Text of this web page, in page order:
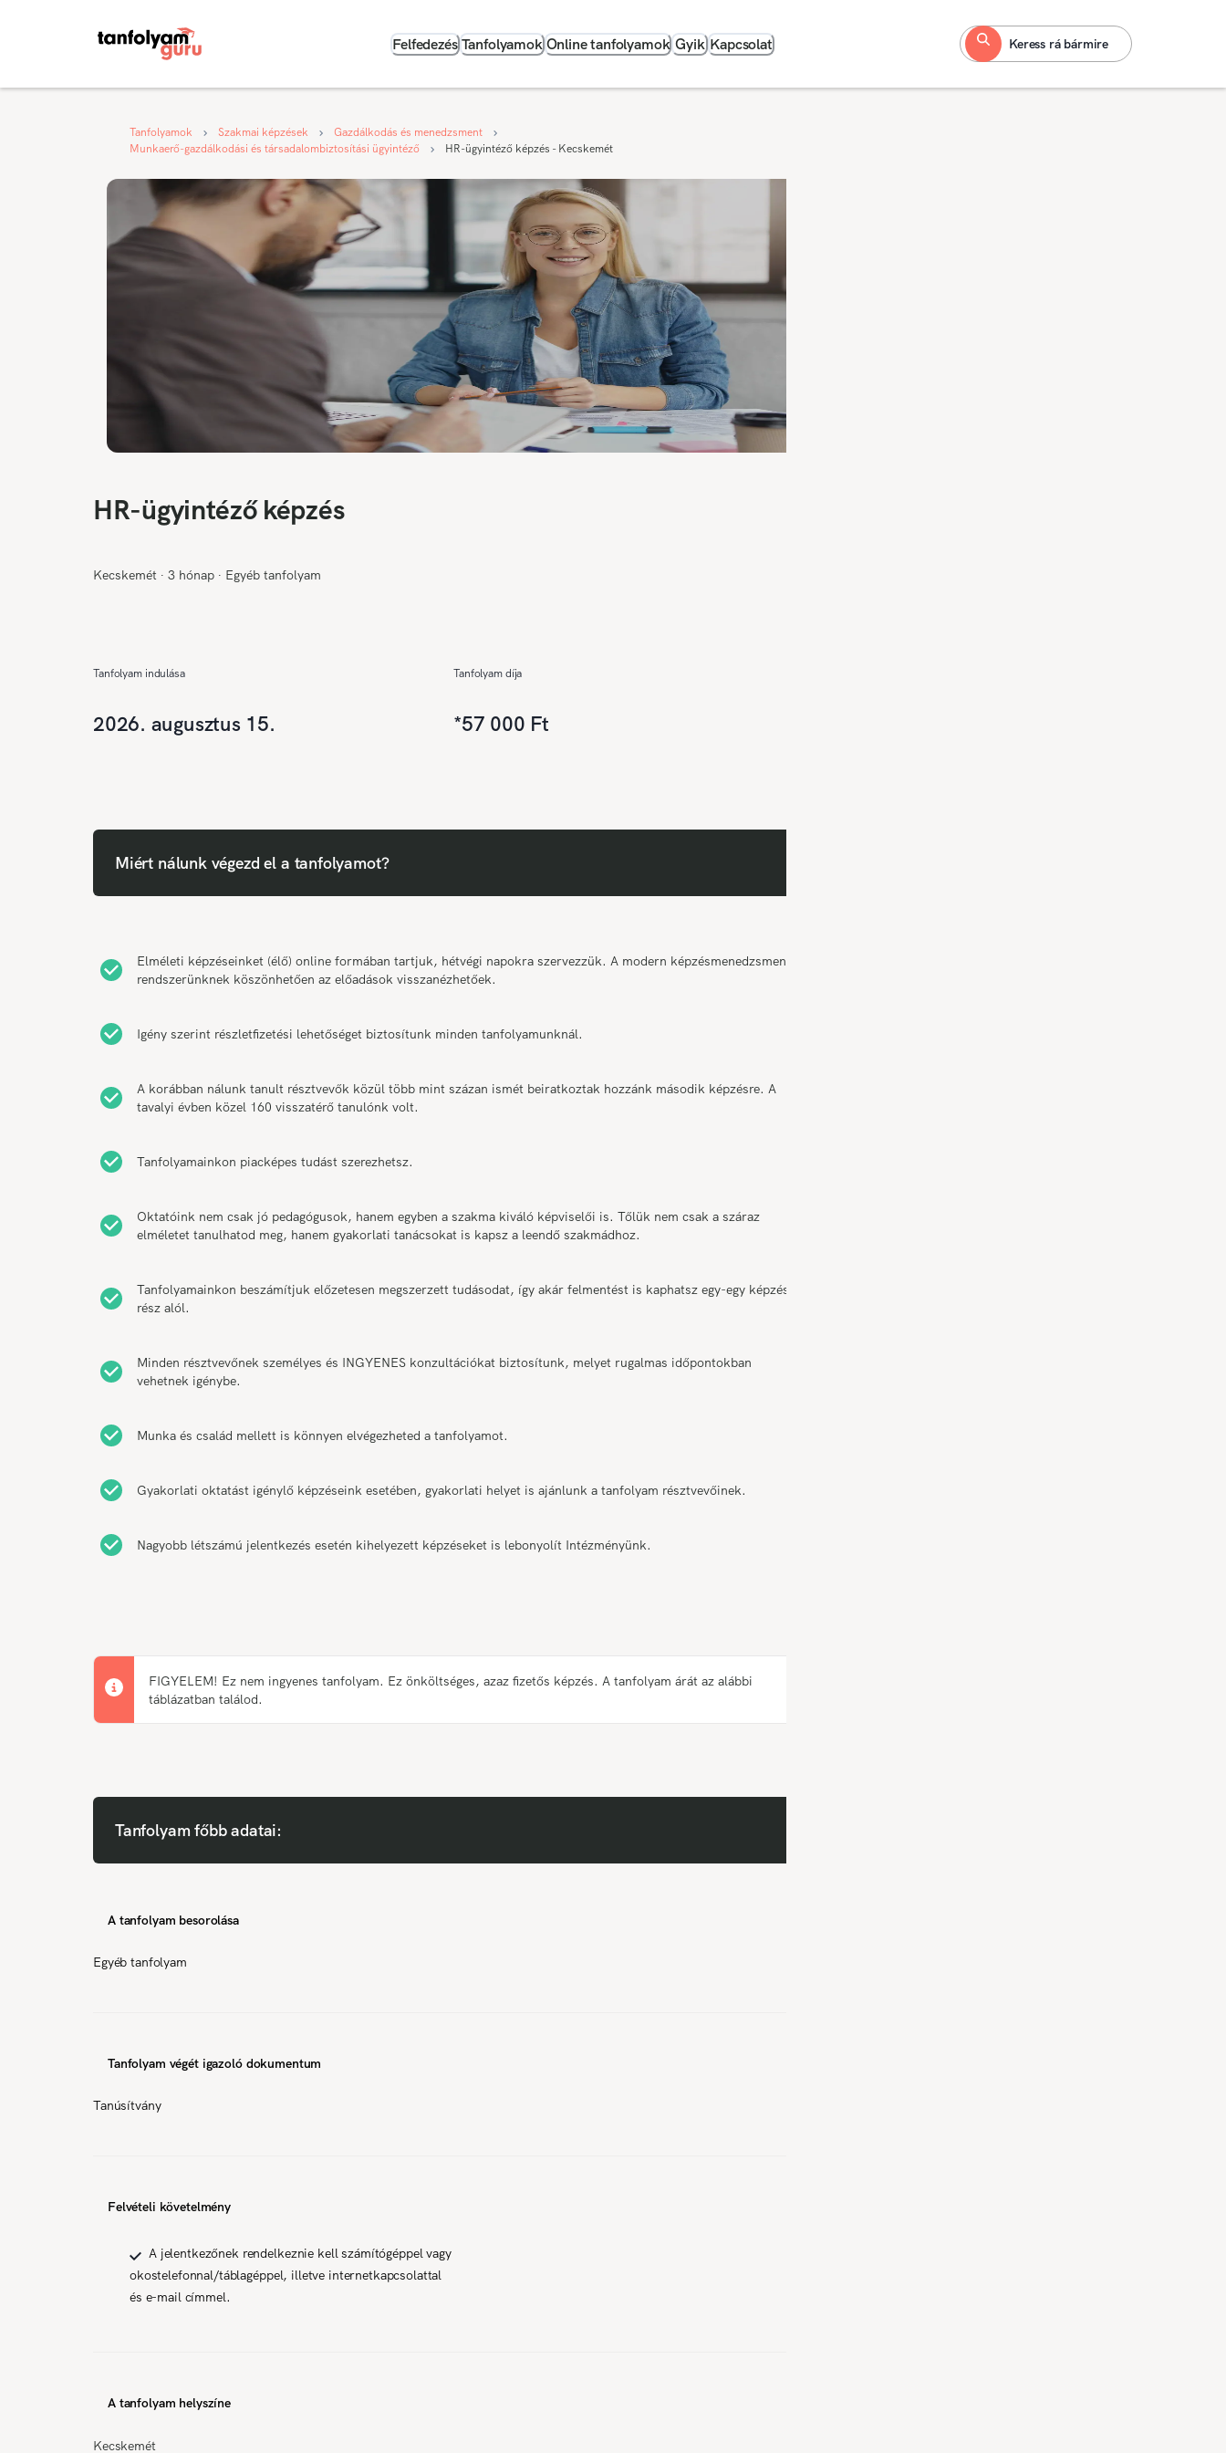
Felfedezés Tanfolyamok Online tanfolyamok Gyik Kapcsolat Keress rá bármire
Tanfolyamok Szakmai képzések
Gazdálkodás és menedzsment
Munkaerő-gazdálkodási és társadalombiztosítási ügyintéző
HR-ügyintéző képzés - Kecskemét
HR-ügyintéző képzés
Kecskemét ∙ 3 hónap ∙ Egyéb tanfolyam
Tanfolyam indulása
2026. augusztus 15.
Tanfolyam díja
*57 000 Ft
Miért nálunk végezd el a tanfolyamot?
Elméleti képzéseinket (élő) online formában tartjuk, hétvégi napokra szervezzük. A modern képzésmenedzsment
rendszerünknek köszönhetően az előadások visszanézhetőek.
Igény szerint részletfizetési lehetőséget biztosítunk minden tanfolyamunknál.
A korábban nálunk tanult résztvevők közül több mint százan ismét beiratkoztak hozzánk második képzésre. A
tavalyi évben közel 160 visszatérő tanulónk volt.
Tanfolyamainkon piacképes tudást szerezhetsz.
Oktatóink nem csak jó pedagógusok, hanem egyben a szakma kiváló képviselői is. Tőlük nem csak a száraz
elméletet tanulhatod meg, hanem gyakorlati tanácsokat is kapsz a leendő szakmádhoz.
Tanfolyamainkon beszámítjuk előzetesen megszerzett tudásodat, így akár felmentést is kaphatsz egy-egy képzési
rész alól.
Minden résztvevőnek személyes és INGYENES konzultációkat biztosítunk, melyet rugalmas időpontokban
vehetnek igénybe.
Munka és család mellett is könnyen elvégezheted a tanfolyamot.
Gyakorlati oktatást igénylő képzéseink esetében, gyakorlati helyet is ajánlunk a tanfolyam résztvevőinek.
Nagyobb létszámú jelentkezés esetén kihelyezett képzéseket is lebonyolít Intézményünk.
FIGYELEM! Ez nem ingyenes tanfolyam. Ez önköltséges, azaz fizetős képzés. A tanfolyam árát az alábbi
táblázatban találod.
Tanfolyam főbb adatai:
A tanfolyam besorolása
Egyéb tanfolyam
Tanfolyam végét igazoló dokumentum
Tanúsítvány
Felvételi követelmény
A jelentkezőnek rendelkeznie kell számítógéppel vagy
okostelefonnal/táblagéppel, illetve internetkapcsolattal
és e-mail címmel.
A tanfolyam helyszíne
Kecskemét